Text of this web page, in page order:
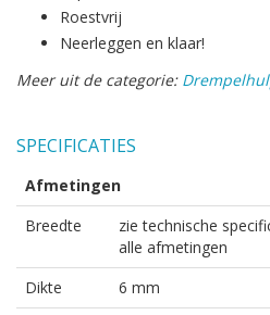
Roestvrij
Neerleggen en klaar!
Meer uit de categorie:
SPECIFICATIES
Afmetingen
Breedte
zie technische
alle afmetingen
Dikte
6 mm